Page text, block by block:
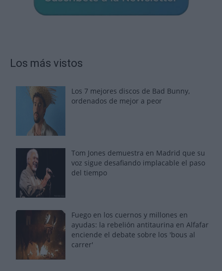
Los más vistos
Los 7 mejores discos de Bad Bunny,
ordenados de mejor a peor
Tom Jones demuestra en Madrid que su
voz sigue desafiando implacable el paso
del tiempo
Fuego en los cuernos y millones en
ayudas: la rebelión antitaurina en Alfafar
enciende el debate sobre los 'bous al
carrer'